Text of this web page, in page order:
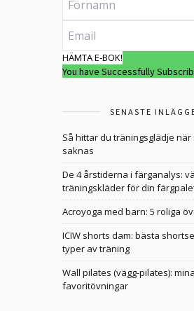
HÄMTA E-BOK!
You have Successfully
SENASTE
Så hittar du träningsglädje
saknas
De 4 årstiderna i färganalys:
träningskläder för din
Acroyoga med barn: 5 roliga
ICIW shorts dam: bästa
typer av träning
Wall pilates (vägg-pilates):
favoritövningar